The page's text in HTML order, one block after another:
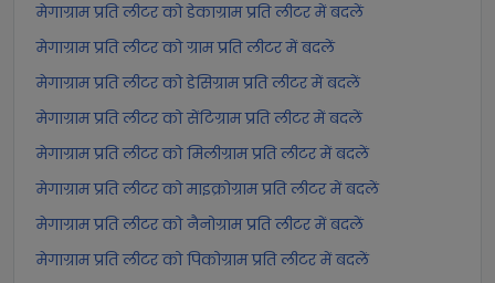
मेगाग्राम प्रति लीटर को डेकाग्राम प्रति लीटर में बदलें
मेगाग्राम प्रति लीटर को ग्राम प्रति लीटर में बदलें
मेगाग्राम प्रति लीटर को डेसिग्राम प्रति लीटर में बदलें
मेगाग्राम प्रति लीटर को सेंटिग्राम प्रति लीटर में बदलें
मेगाग्राम प्रति लीटर को मिलीग्राम प्रति लीटर में बदलें
मेगाग्राम प्रति लीटर को माइक्रोग्राम प्रति लीटर में बदलें
मेगाग्राम प्रति लीटर को नैनोग्राम प्रति लीटर में बदलें
मेगाग्राम प्रति लीटर को पिकोग्राम प्रति लीटर में बदलें